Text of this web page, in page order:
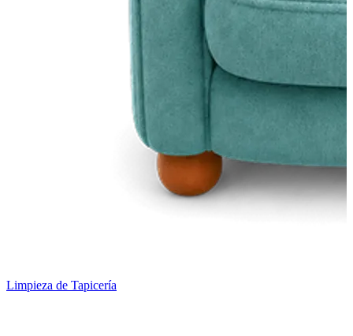
Limpieza de Tapicería